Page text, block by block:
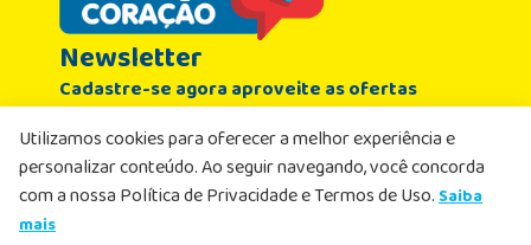
Newsletter
Cadastre-se agora aproveite as ofertas
Nome
Email
Utilizamos cookies para oferecer a melhor experiência e
personalizar conteúdo. Ao seguir navegando, você concorda
com a nossa Política de Privacidade e Termos de Uso.Saiba
mais